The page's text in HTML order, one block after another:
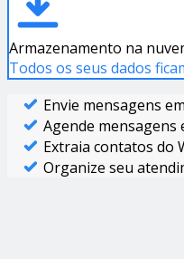
Armazenamento na
Todos os seus dados
Envie mensagens
Agende mensagens
Extraia contatos do
Organize seu